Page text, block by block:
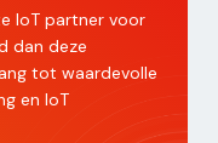
IoT partner voor
dan deze
tot waardevolle
en IoT